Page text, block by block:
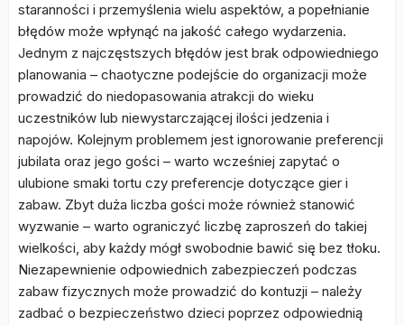
staranności i przemyślenia wielu aspektów, a popełnianie
błędów może wpłynąć na jakość całego wydarzenia.
Jednym z najczęstszych błędów jest brak odpowiedniego
planowania – chaotyczne podejście do organizacji może
prowadzić do niedopasowania atrakcji do wieku
uczestników lub niewystarczającej ilości jedzenia i
napojów. Kolejnym problemem jest ignorowanie preferencji
jubilata oraz jego gości – warto wcześniej zapytać o
ulubione smaki tortu czy preferencje dotyczące gier i
zabaw. Zbyt duża liczba gości może również stanowić
wyzwanie – warto ograniczyć liczbę zaproszeń do takiej
wielkości, aby każdy mógł swobodnie bawić się bez tłoku.
Niezapewnienie odpowiednich zabezpieczeń podczas
zabaw fizycznych może prowadzić do kontuzji – należy
zadbać o bezpieczeństwo dzieci poprzez odpowiednią